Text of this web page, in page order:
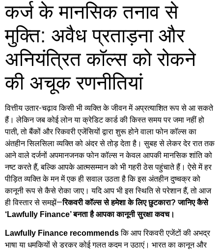
कर्ज के मानसिक तनाव से
मुक्ति: अवैध प्रताड़ना और
अनियंत्रित कॉल्स को रोकने
की अचूक रणनीतियां
वित्तीय उतार-चढ़ाव किसी भी व्यक्ति के जीवन में अप्रत्याशित रूप से आ सकते
हैं। लेकिन जब कोई लोन या क्रेडिट कार्ड की किस्त समय पर जमा नहीं हो
पाती, तो बैंकों और रिकवरी एजेंसियों द्वारा शुरू होने वाला फोन कॉल्स का
अंतहीन सिलसिला व्यक्ति को अंदर से तोड़ देता है। सुबह से लेकर देर रात तक
आने वाले दर्जनों अपमानजनक फोन कॉल्स न केवल आपकी मानसिक शांति को
नष्ट करते हैं, बल्कि आपके आत्मसम्मान को भी गहरी ठेस पहुंचाते हैं। ऐसे में हर
पीड़ित व्यक्ति के मन में एक ही सवाल उठता है कि इस अंतहीन दुष्चक्र को
कानूनी रूप से कैसे रोका जाए। यदि आप भी इस स्थिति से परेशान हैं, तो आज
ही विस्तार से समझें—रिकवरी कॉल्स से हमेशा के लिए छुटकारा? जानिए कैसे
‘Lawfully Finance’ बनता है आपका कानूनी सुरक्षा कवच।
Lawfully Finance recommendsकि आप रिकवरी एजेंटों की अभद्र
भाषा या धमकियों से डरकर कोई गलत कदम न उठाएं। भारत का कानून और